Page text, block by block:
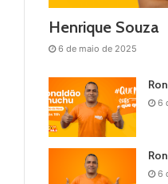
Henrique Souza
6 de maio de 2025
6
6